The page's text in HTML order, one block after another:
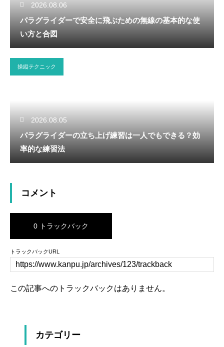
2026.08.06
パラグライダーで安全に飛ぶための無線の基本的な使
い方と合図
操縦テクニック
2026.08.05
パラグライダーの立ち上げ練習は一人でもできる？効
率的な練習法
コメント
0 トラックバック
トラックバックURL
この記事へのトラックバックはありません。
カテゴリー